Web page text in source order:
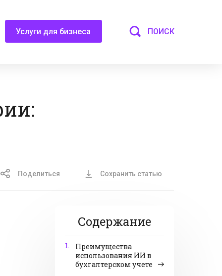
Услуги для бизнеса ПОИСК
Поделиться Сохранить статью
Содержание
1.
Преимущества
использования ИИ в
бухгалтерском учете